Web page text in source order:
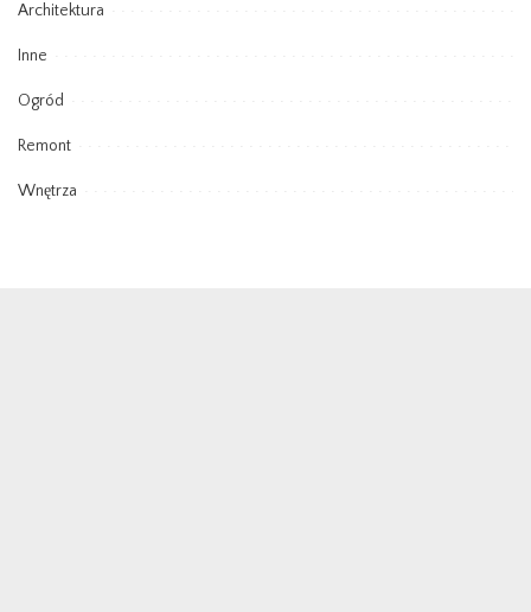
Architektura
Inne
Ogród
Remont
Wnętrza